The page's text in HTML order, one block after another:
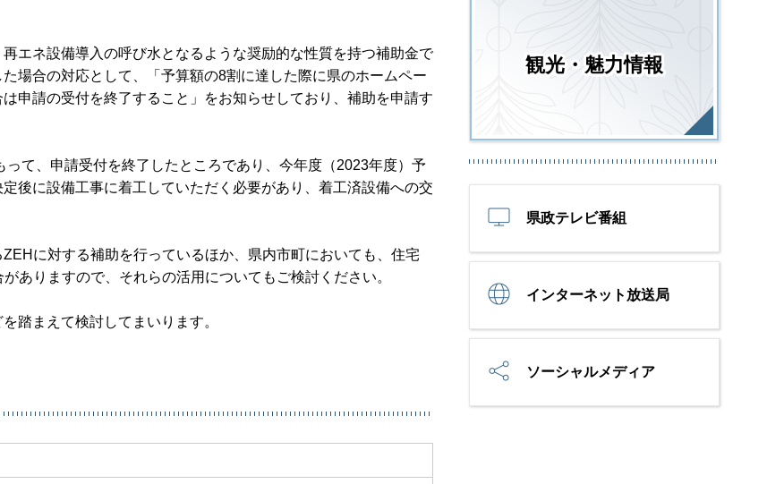
エネ設備導入の呼び水となるような奨励的な性質を持つ補助金で
場合の対応として、「予算額の8割に達した際に県のホームペー
申請の受付を終了すること」をお知らせしており、補助を申請す
て、申請受付を終了したところであり、今年度（2023年度）予
後に設備工事に着工していただく必要があり、着工済設備への交
に対する補助を行っているほか、県内市町においても、住宅
ありますので、それらの活用についてもご検討ください。
踏まえて検討してまいります。
観光・魅力情報
県政テレビ番組
インターネット放送局
ソーシャルメディア